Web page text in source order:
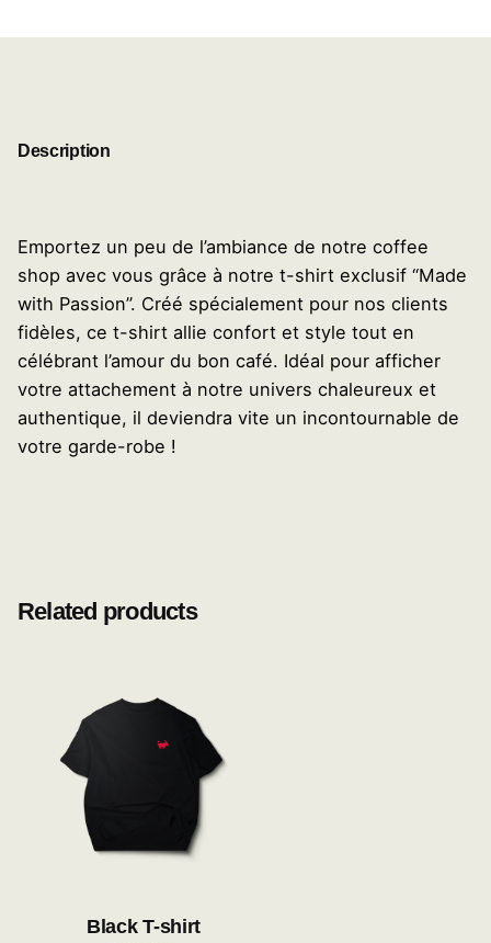
Description
Emportez un peu de l’ambiance de notre coffee
shop avec vous grâce à notre t-shirt exclusif “Made
with Passion”. Créé spécialement pour nos clients
fidèles, ce t-shirt allie confort et style tout en
célébrant l’amour du bon café. Idéal pour afficher
votre attachement à notre univers chaleureux et
authentique, il deviendra vite un incontournable de
votre garde-robe !
Related products
Black T-shirt